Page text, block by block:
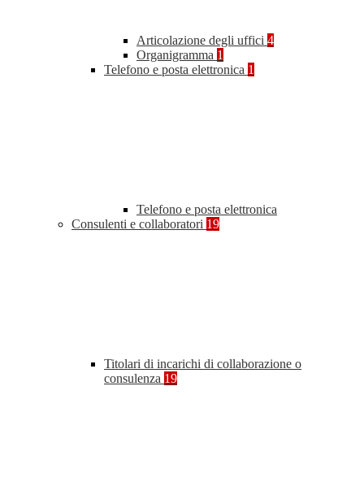
Articolazione degli uffici 4
Organigramma 1
Telefono e posta elettronica 1
Telefono e posta elettronica
Consulenti e collaboratori 19
Titolari di incarichi di collaborazione o
consulenza 19